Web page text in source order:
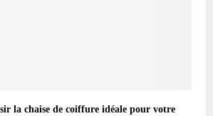
la chaise de coiffure idéale pour votre